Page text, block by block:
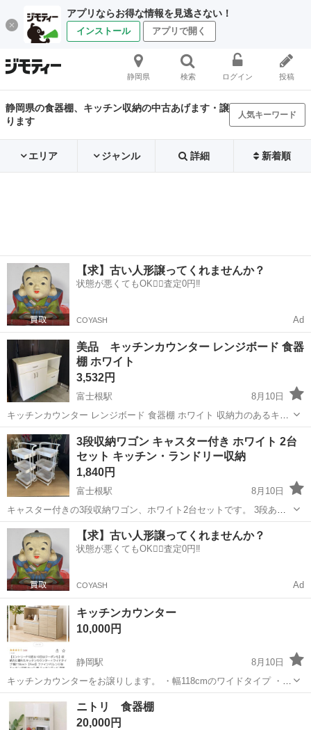
アプリならお得な情報を見逃さない！
インストール アプリで開く
静岡県 検索 ログイン 投稿
静岡県の食器棚、キッチン収納の中古あげます・譲
ります
人気キーワード
エリア ジャンル 詳細 新着順
【求】古い人形譲ってくれませんか？
状態が悪くてもOK🙆‍♀️査定0円‼️
COYASH Ad
美品 キッチンカウンター レンジボード 食器
棚 ホワイト
3,532円
富士根駅
8月10日
キッチンカウンター レンジボード 食器棚 ホワイト 収納力のあるキッ
チンカウンターです。 ・引き出し2杯 ・可動棚付き収納 ・スライド棚
付き（炊飯器や電気ケトルに便利） ・配線コード穴付き ・ホワイトカ
ラ...
静岡 富士宮市 富士根駅 収納家具
3段収納ワゴン キャスター付き ホワイト 2台
セット キッチン・ランドリー収納
1,840円
富士根駅
8月10日
キャスター付きの3段収納ワゴン、ホワイト2台セットです。 3段ある
ので収納力があり、キッチン用品・調味料・食品ストック・洗面用
品・タオル・ベビー用品・文房具など、いろいろな用途にお使いいた
だけます。 キャスター付...
静岡 富士宮市 富士根駅 収納家具
【求】古い人形譲ってくれませんか？
状態が悪くてもOK🙆‍♀️査定0円‼️
COYASH Ad
キッチンカウンター
10,000円
静岡駅
8月10日
キッチンカウンターをお譲りします。 ・幅118cmのワイドタイプ ・コ
ンセント付き ・スライド棚付き ・レンジ、炊飯器、食器などをまとめ
て収納可能 ・使用に伴う傷や汚れはありますが、通常使用に問題あり
ません ・引越しに伴い...
静岡 静岡市 静岡駅 収納家具
ニトリ 食器棚
20,000円